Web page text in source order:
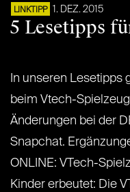
LINKTIPP 1. DEZ. 2015
5 Lesetipps
In unseren Lesetipps
beim Vtech-
Änderungen bei der
Snapchat.
ONLINE: VTech-
Kinder erbeutet: Die